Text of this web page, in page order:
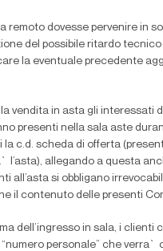
remoto dovesse pervenire in
del possibile ritardo
la eventuale precedente
vendita in asta gli interessati
presenti nella sala aste
la c.d. scheda di offerta
l’asta), allegando a questa
all’asta si obbligano
il contenuto delle presenti
dell’ingresso in sala, i
“numero personale” che